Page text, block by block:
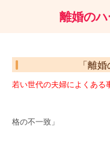
離婚の
「離婚のハ
若い世代の夫婦によくある
若い夫婦の挙
格の不一致」
恋愛関係から